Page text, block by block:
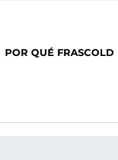
Main
POR QUÉ FRASCOLD